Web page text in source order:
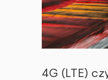
4G (LTE)